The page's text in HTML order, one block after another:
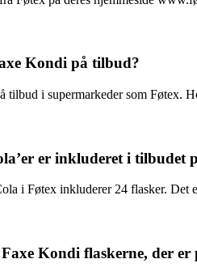
Kondi på tilbud?
tilbud i supermarkeder som Føtex.
er inkluderet i tilbudet
i Føtex inkluderer 24 flasker. Det
Kondi flaskerne, der er